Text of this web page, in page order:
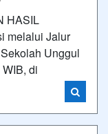
HASIL
melalui Jalur
Unggul
di